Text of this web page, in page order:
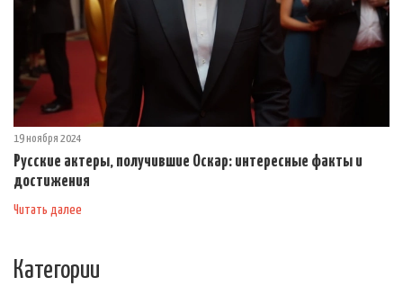
19 ноября 2024
Русские актеры, получившие Оскар: интересные факты и
достижения
Читать далее
Категории